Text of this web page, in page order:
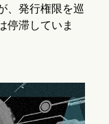
、発行権限を巡
停滞していま